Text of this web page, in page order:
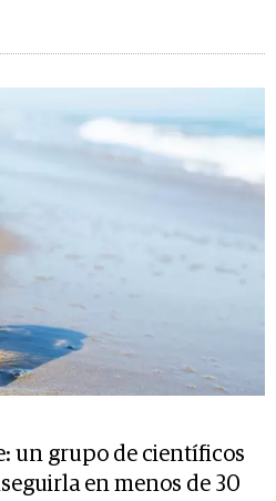
un grupo de científicos
en menos de 30